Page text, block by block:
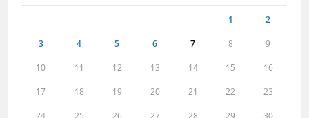
1 2
3 4 5 6 7 8 9
10 11 12 13 14 15 16
17 18 19 20 21 22 23
24 25 26 27 28 29 30